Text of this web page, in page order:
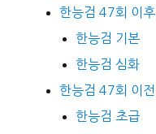
한능검 47회 이후
한능검 기본
한능검 심화
한능검 47회 이전
한능검 초급